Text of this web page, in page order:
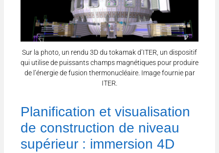
Sur la photo, un rendu 3D du tokamak d’ITER, un dispositif
qui utilise de puissants champs magnétiques pour produire
de l’énergie de fusion thermonucléaire. Image fournie par
ITER.
Planification et visualisation
de construction de niveau
supérieur : immersion 4D